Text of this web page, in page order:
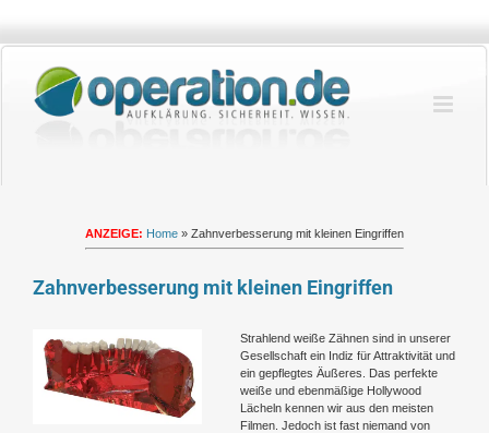
springen
ANZEIGE: Home » Zahnverbesserung mit kleinen Eingriffen
Zahnverbesserung mit kleinen Eingriffen
Zeige
grösseres
Bild
Strahlend weiße Zähnen sind in unserer
Gesellschaft ein Indiz für Attraktivität und
ein gepflegtes Äußeres. Das perfekte
weiße und ebenmäßige Hollywood
Lächeln kennen wir aus den meisten
Filmen. Jedoch ist fast niemand von